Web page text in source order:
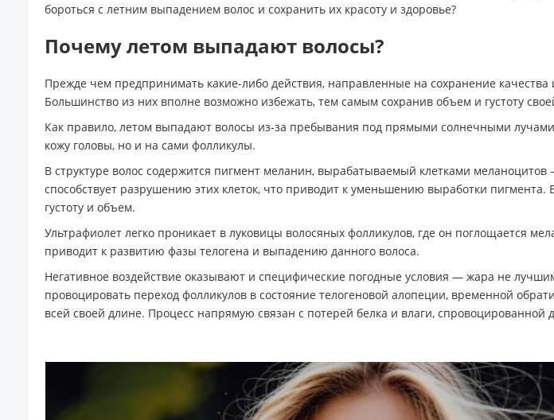
бороться с летним выпадением волос и сохранить их красоту и здоровье?
Почему летом выпадают волосы?
Прежде чем предпринимать какие-либо действия, направленные на сохранение
Большинство из них вполне возможно избежать, тем самым сохранив объем и густоту
Как правило, летом выпадают волосы из-за пребывания под прямыми солнечными
кожу головы, но и на сами фолликулы.
В структуре волос содержится пигмент меланин, вырабатываемый клетками
способствует разрушению этих клеток, что приводит к уменьшению выработки
густоту и объем.
Ультрафиолет легко проникает в луковицы волосяных фолликулов, где он поглощается
приводит к развитию фазы телогена и выпадению данного волоса.
Негативное воздействие оказывают и специфические погодные условия — жара не
провоцировать переход фолликулов в состояние телогеновой алопеции, временной
всей своей длине. Процесс напрямую связан с потерей белка и влаги, спровоцированной